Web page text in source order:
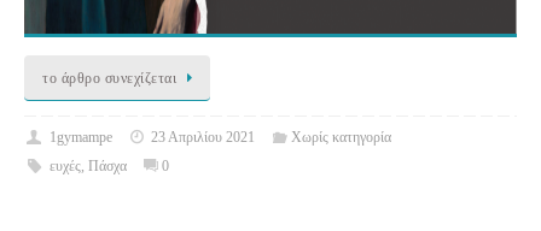
το άρθρο συνεχίζεται
1gymampe 23 Απριλίου 2021
Χωρίς κατηγορία
ευχές, Πάσχα 0